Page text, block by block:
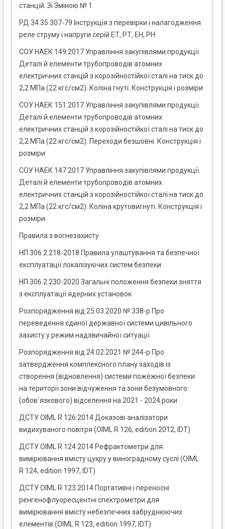
станцій. Зі Зміною № 1
РД 34.35.307-79 Інструкція з перевірки і налагодження
реле струму і напруги серій ЕТ, РТ, ЕН, РН
СОУ НАЕК 149:2017 Управління закупівлями продукції.
Деталі й елементи трубопроводів атомних
електричних станцій з корозійностійкої сталі на тиск до
2,2 МПа (22 кгс/см2). Коліна гнуті. Конструкція і розміри
СОУ НАЕК 151:2017 Управління закупівлями продукції.
Деталі й елементи трубопроводів атомних
електричних станцій з корозійностійкої сталі на тиск до
2,2 МПа (22 кгс/см2). Переходи безшовні. Конструкція і
розміри
СОУ НАЕК 147:2017 Управління закупівлями продукції.
Деталі й елементи трубопроводів атомних
електричних станцій з корозійностійкої сталі на тиск до
2,2 МПа (22 кгс/см2). Коліна крутовигнуті. Конструкція і
розміри
Правила з вогнезахисту
НП 306.2.218-2018 Правила улаштування та безпечної
експлуатації локалізуючих систем безпеки
НП 306.2.230-2020 Загальні положення безпеки зняття
з експлуатації ядерних установок
Розпорядження від 25.03.2020 № 338-р Про
переведення єдиної державної системи цивільного
захисту у режим надзвичайної ситуації
Розпорядження від 24.02.2021 № 244-р Про
затвердження комплексного плану заходів із
створення (відновлення) системи пожежної безпеки
на території зони відчуження та зони безумовного
(обов`язкового) відселення на 2021 - 2024 роки
ДСТУ OIML R 126:2014 Доказові аналізатори
видихуваного повітря (OIML R 126, edition 2012, IDT)
ДСТУ OIML R 124:2014 Рефрактометри для
вимірювання вмісту цукру у виноградному суслі (OIML
R 124, edition 1997, IDT)
ДСТУ OIML R 123:2014 Портативні і переносні
ренгенофлуоресцентні спектрометри для
вимірювання вмісту небезпечних забруднюючих
елементів (OIML R 123, еdition 1997, IDT)